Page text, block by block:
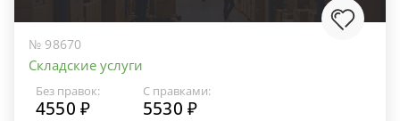
№ 98670
Складские услуги
Без правок:
4550 ₽
С правками:
5530 ₽